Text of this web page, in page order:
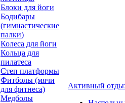
Блоки для йоги
Бодибары
(гимнастические
палки)
Колеса для йоги
Кольца для
пилатеса
Степ платформы
Фитболы (мячи
для фитнеса)
Медболы
Активный